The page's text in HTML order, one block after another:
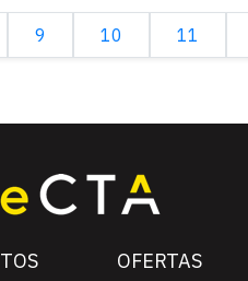
9 10 11
OFERTAS